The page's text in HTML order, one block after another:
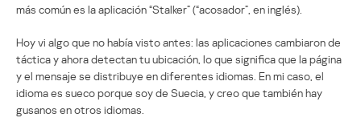
más común es la aplicación “Stalker” (“acosador”, en inglés).
Hoy vi algo que no había visto antes: las aplicaciones cambiaron de
táctica y ahora detectan tu ubicación, lo que significa que la página
y el mensaje se distribuye en diferentes idiomas. En mi caso, el
idioma es sueco porque soy de Suecia, y creo que también hay
gusanos en otros idiomas.